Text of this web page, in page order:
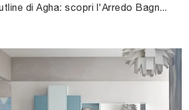
Box doccia Outline di Agha: scopri l'Arredo Bagno in vetro moderno e arreda il tuo bagno.